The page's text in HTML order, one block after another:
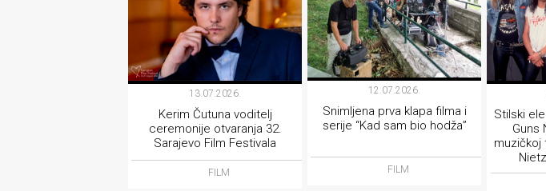
13.07.2026.
Kerim Čutuna voditelj
ceremonije otvaranja 32.
Sarajevo Film Festivala
FILM
12.07.2026.
Snimljena prva klapa filma i
serije “Kad sam bio hodža”
FILM
Stilski
Guns
muzičkoj